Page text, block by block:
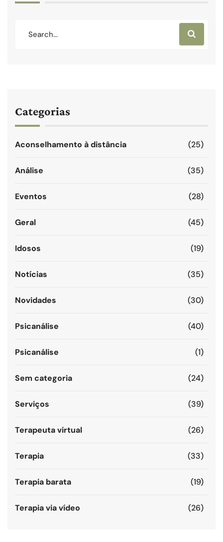
Categorias
Aconselhamento à distância (25)
Análise (35)
Eventos (28)
Geral (45)
Idosos (19)
Notícias (35)
Novidades (30)
Psicanálise (40)
Psicanálise (1)
Sem categoria (24)
Serviços (39)
Terapeuta virtual (26)
Terapia (33)
Terapia barata (19)
Terapia via vídeo (26)